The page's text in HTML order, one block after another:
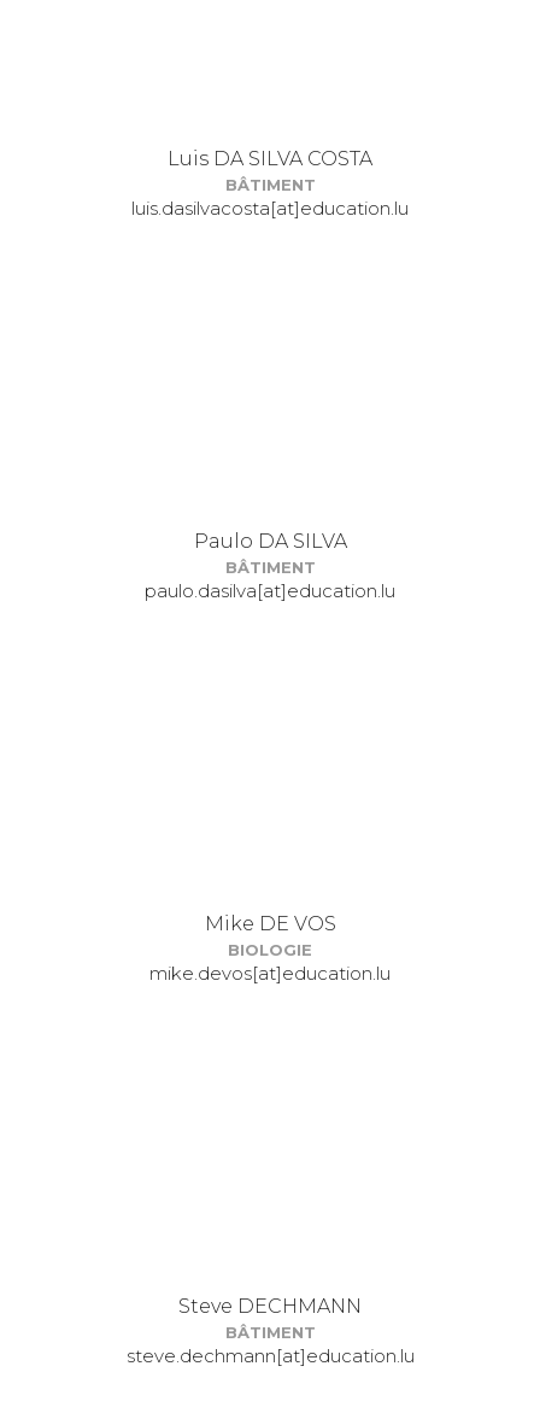
Luis DA SILVA COSTA
BÂTIMENT
luis.dasilvacosta[at]education.lu
Paulo DA SILVA
BÂTIMENT
paulo.dasilva[at]education.lu
Mike DE VOS
BIOLOGIE
mike.devos[at]education.lu
Steve DECHMANN
BÂTIMENT
steve.dechmann[at]education.lu